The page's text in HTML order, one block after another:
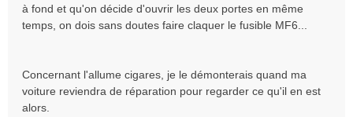
à fond et qu'on décide d'ouvrir les deux portes en même
temps, on dois sans doutes faire claquer le fusible MF6...
Concernant l'allume cigares, je le démonterais quand ma
voiture reviendra de réparation pour regarder ce qu'il en est
alors.